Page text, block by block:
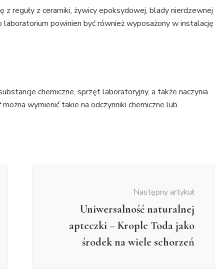
reguły z ceramiki, żywicy epoksydowej, blady nierdzewnej
powinien być również wyposażony w instalację
chemiczne, sprzęt laboratoryjny, a także naczynia
wymienić takie na odczynniki chemiczne lub
Następny artykuł
Uniwersalność naturalnej
apteczki – Krople Toda jako
środek na wiele schorzeń